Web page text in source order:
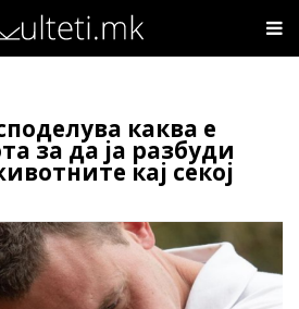
каква е
за да ја разбуди
кај секој